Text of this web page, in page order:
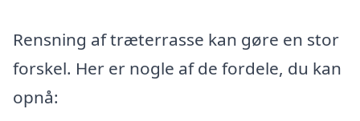
Rensning af træterrasse kan gøre en stor
forskel. Her er nogle af de fordele, du kan
opnå: